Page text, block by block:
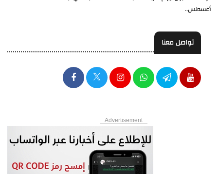
أغسطس..
تواصل معنا
Advertisement